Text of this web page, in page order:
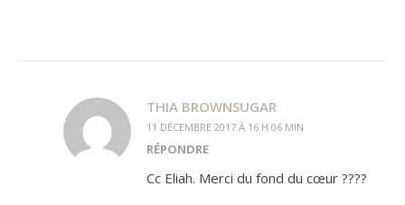
THIA BROWNSUGAR
11 DÉCEMBRE 2017 À 16 H 06 MIN
RÉPONDRE
Cc Eliah. Merci du fond du cœur ????